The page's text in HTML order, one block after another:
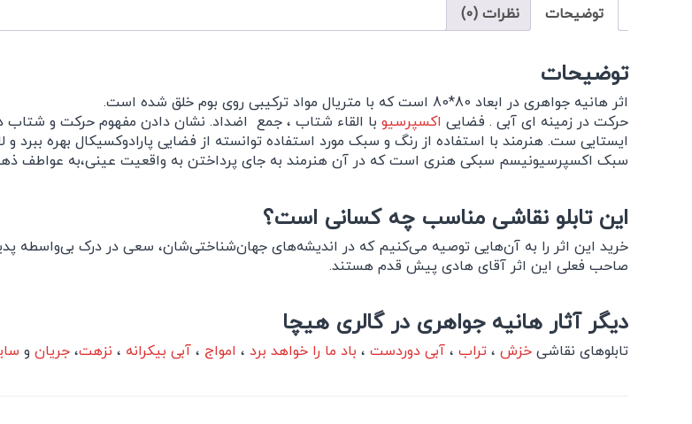
توضیحات نظرات (0)
توضیحات
اثر هانیه جواهری در ابعاد 80*80 است که با متریال مواد ترکیبی روی بوم خلق شده است.
حرکت در زمینه ای آبی . فضایی اکسپرسیو با القاء شتاب ، جمع اضداد. نشان دادن مفهوم حرکت و
ایستایی ست. هنرمند با استفاده از رنگ و سبک مورد استفاده توانسته از فضایی پارادوکسیکال بهره ببرد و
سبک اکسپرسیونیسم سبکی هنری است که در آن هنرمند به جای پرداختن به واقعیت عینی،به عواطف
این تابلو نقاشی مناسب چه کسانی است؟
خرید این اثر را به آن‌هایی توصیه می‌کنیم که در اندیشه‌های جهان‌شناختی‌شان، سعی در درک بی‌واسطه
صاحب فعلی این اثر آقای هادی پیش قدم هستند.
دیگر آثار هانیه جواهری در گالری هیچا
تابلوهای نقاشیخزش ،تراب ،آبی دوردست ، باد ما را خواهد برد ، امواج ،آبی بیکرانه ، نزهت،جریان و